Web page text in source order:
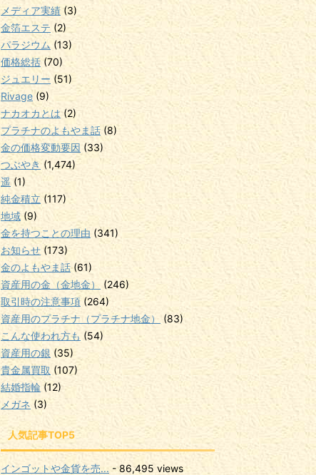
メディア実績 (3)
金箔エステ (2)
パラジウム (13)
価格総括 (70)
ジュエリー (51)
Rivage (9)
ナカオカとは(2)
プラチナのよもやま話 (8)
金の価格変動要因 (33)
つぶやき (1,474)
遥 (1)
純金積立 (117)
地域 (9)
金を持つことの理由 (341)
お知らせ (173)
金のよもやま話(61)
資産用の金（金地金）
(246)
取引時の注意事項 (264)
資産用のプラチナ（プラチナ地金）
(83)
こんな使われ方も (54)
資産用の銀 (35)
貴金属買取 (107)
結婚指輪 (12)
メガネ (3)
人気記事TOP5
インゴットや金貨を売... - 86,495 views